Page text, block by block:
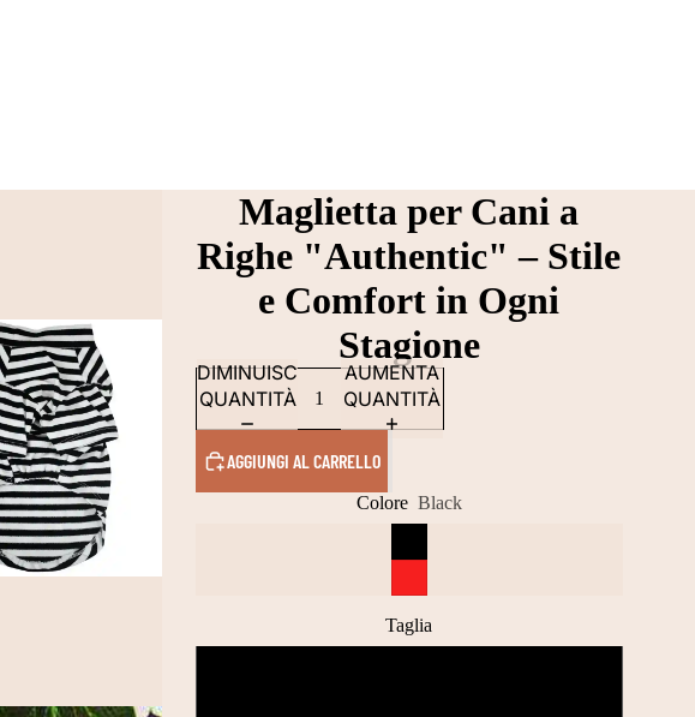
Maglietta per Cani a
Righe "Authentic" – Stile
e Comfort in Ogni
Stagione
DIMINUISCI
QUANTITÀ
AUMENTA
QUANTITÀ
AGGIUNGI AL CARRELLO
Colore Black
Taglia